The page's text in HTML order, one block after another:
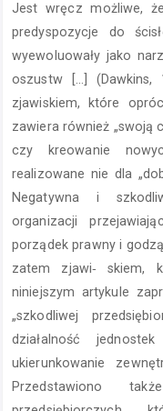
artykułu
Jest wręcz możliwe,
predyspozycje do
wyewoluowały jako
oszustw […] (Dawkins,
zjawiskiem, które
zawiera również „swoją
czy kreowanie
realizowane nie dla
Negatywna i
organizacji
porządek prawny i
zatem zjawi‑ skiem,
niniejszym artykule
„szkodliwej
działalność
ukierunkowanie
Przedstawiono